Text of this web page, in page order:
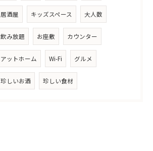
居酒屋 キッズスペース 大人数
飲み放題 お座敷 カウンター
アットホーム Wi-Fi グルメ
珍しいお酒 珍しい食材